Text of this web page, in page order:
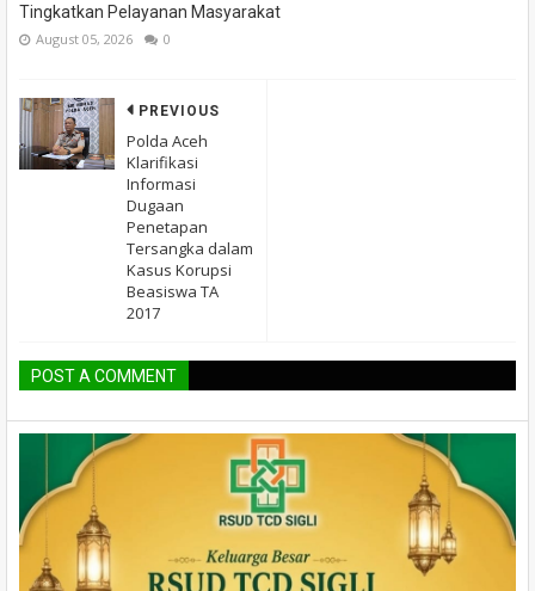
Tingkatkan Pelayanan Masyarakat
August 05, 2026 0
PREVIOUS
Polda Aceh
Klarifikasi
Informasi
Dugaan
Penetapan
Tersangka dalam
Kasus Korupsi
Beasiswa TA
2017
POST A COMMENT